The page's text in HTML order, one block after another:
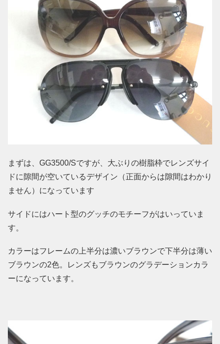
まずは、GG3500/Sですが、大ぶりの樹脂枠でレンズサイ
ドに隙間が空いているデザイン（正面からは隙間はわかり
ません）になっています
サイドにはハート型のグッチのモチーフがはいっていま
す。
カラーはフレームの上半分は濃いブラウンで下半分は薄い
ブラウンの2色。レンズもブラウンのグラデーションカラ
ーになっています。